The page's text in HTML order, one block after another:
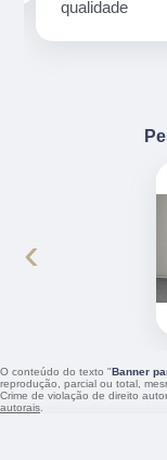
qualidade
‹
O conteúdo do texto "Banner
reprodução, parcial ou total,
Crime de violação de direito
autorais